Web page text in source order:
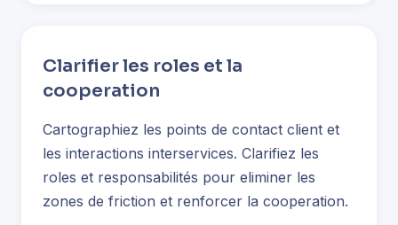
Clarifier les roles et la
cooperation
Cartographiez les points de contact client et
les interactions interservices. Clarifiez les
roles et responsabilités pour eliminer les
zones de friction et renforcer la cooperation.